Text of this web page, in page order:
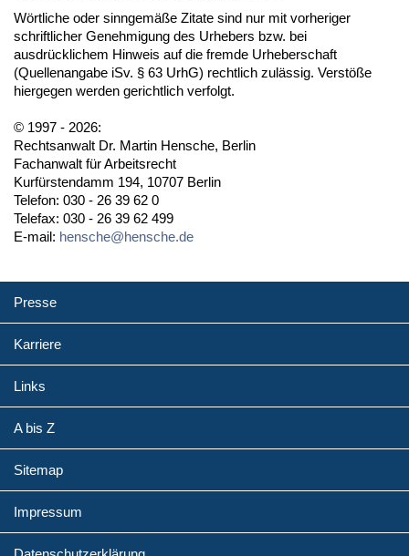
Wörtliche oder sinngemäße Zitate sind nur mit vorheriger
schriftlicher Genehmigung des Urhebers bzw. bei
ausdrücklichem Hinweis auf die fremde Urheberschaft
(Quellenangabe iSv. § 63 UrhG) rechtlich zulässig. Verstöße
hiergegen werden gerichtlich verfolgt.
© 1997 - 2026:
Rechtsanwalt Dr. Martin Hensche, Berlin
Fachanwalt für Arbeitsrecht
Kurfürstendamm 194, 10707 Berlin
Telefon: 030 - 26 39 62 0
Telefax: 030 - 26 39 62 499
E-mail: hensche@hensche.de
Presse
Karriere
Links
A bis Z
Sitemap
Impressum